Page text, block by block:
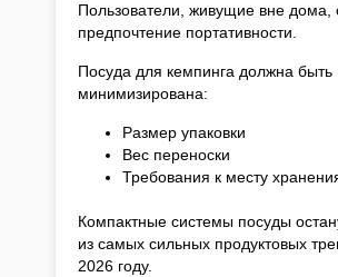
Пользователи, живущие вне дома,
предпочтение портативности.
Посуда для кемпинга должна быть
минимизирована:
Размер упаковки
Вес переноски
Требования к месту
Компактные системы посуды
из самых сильных продуктовых
2026 году.